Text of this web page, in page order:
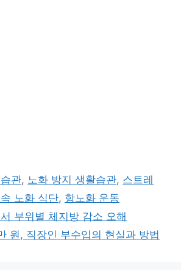
관, 노화 방지 생활습관, 스트레
노화 식단, 항노화 운동
부위별 체지방 감소 오해
원, 직장인 부수입의 현실과 방법